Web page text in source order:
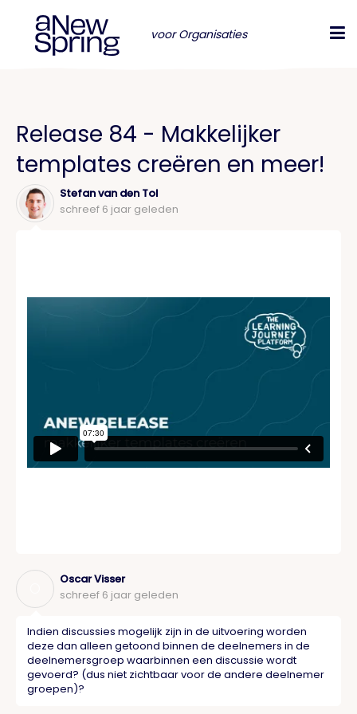
voor Organisaties
Release 84 - Makkelijker
templates creëren en meer!
Stefan van den Tol
schreef 6 jaar geleden
Oscar Visser
schreef 6 jaar geleden
Indien discussies mogelijk zijn in de uitvoering worden
deze dan alleen getoond binnen de deelnemers in de
deelnemersgroep waarbinnen een discussie wordt
gevoerd? (dus niet zichtbaar voor de andere deelnemer
groepen)?